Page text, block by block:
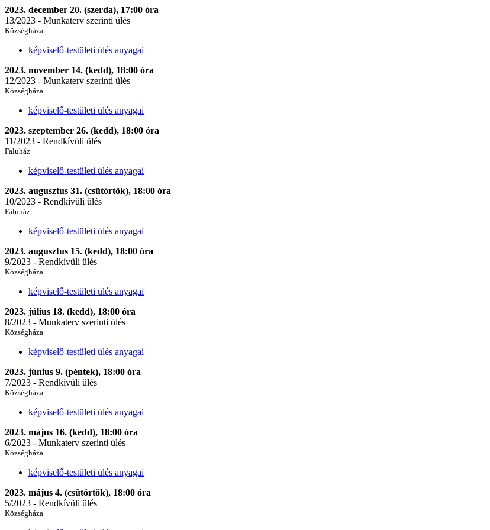
2023. december 20. (szerda), 17:00 óra
13/2023 - Munkaterv szerinti ülés
Községháza
képviselő-testületi ülés anyagai
2023. november 14. (kedd), 18:00 óra
12/2023 - Munkaterv szerinti ülés
Községháza
képviselő-testületi ülés anyagai
2023. szeptember 26. (kedd), 18:00 óra
11/2023 - Rendkívüli ülés
Faluház
képviselő-testületi ülés anyagai
2023. augusztus 31. (csütörtök), 18:00 óra
10/2023 - Rendkívüli ülés
Faluház
képviselő-testületi ülés anyagai
2023. augusztus 15. (kedd), 18:00 óra
9/2023 - Rendkívüli ülés
Községháza
képviselő-testületi ülés anyagai
2023. július 18. (kedd), 18:00 óra
8/2023 - Munkaterv szerinti ülés
Községháza
képviselő-testületi ülés anyagai
2023. június 9. (péntek), 18:00 óra
7/2023 - Rendkívüli ülés
Községháza
képviselő-testületi ülés anyagai
2023. május 16. (kedd), 18:00 óra
6/2023 - Munkaterv szerinti ülés
Községháza
képviselő-testületi ülés anyagai
2023. május 4. (csütörtök), 18:00 óra
5/2023 - Rendkívüli ülés
Községháza